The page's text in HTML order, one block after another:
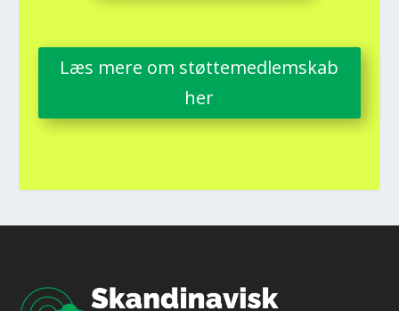
Læs mere om støt­te­med­lem­skab
her